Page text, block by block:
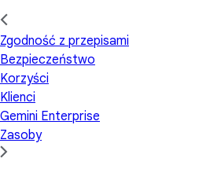
Zgodność z przepisami
Bezpieczeństwo
Korzyści
Klienci
Gemini Enterprise
Zasoby